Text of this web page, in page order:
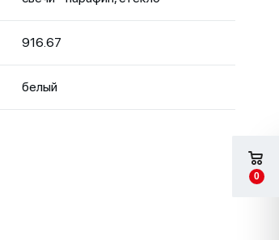
916.67
белый
0